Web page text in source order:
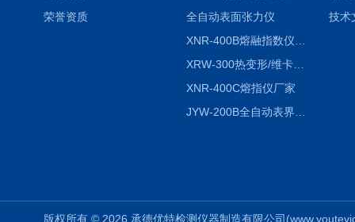
荣誉资质
全自动表面张力仪
XRW-300热变形/维卡软化点温度测定仪
XNR-400C熔指仪厂家
技术
版权所有 © 2026 承德优特检测仪器制造有限公司